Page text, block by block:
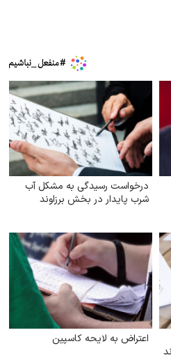
درخواست رسیدگی به مشکل آب
شرب ‌پایدار در بخش برزاوند
اعتراض به لایحه کاسپین